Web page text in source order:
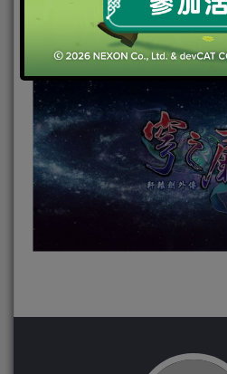
套，作為經典系列單機《軒轅
同時又回歸軒轅劍系列最初的
與玄幻神話相結合，演繹出一